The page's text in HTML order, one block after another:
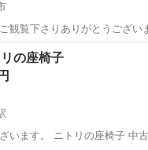
下さりありがとうございます。 ＜
ソフト ...
レビゲーム
の座椅子
中古品です。背もた